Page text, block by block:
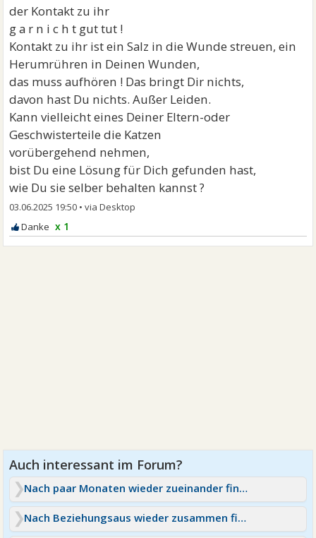
der Kontakt zu ihr
g a r n i c h t gut tut !
Kontakt zu ihr ist ein Salz in die Wunde streuen, ein
Herumrühren in Deinen Wunden,
das muss aufhören ! Das bringt Dir nichts,
davon hast Du nichts. Außer Leiden.
Kann vielleicht eines Deiner Eltern-oder
Geschwisterteile die Katzen
vorübergehend nehmen,
bist Du eine Lösung für Dich gefunden hast,
wie Du sie selber behalten kannst ?
03.06.2025 19:50 •
x 1
Nach paar Monaten wieder zueinander finden?
Nach Beziehungsaus wieder zusammen finden?